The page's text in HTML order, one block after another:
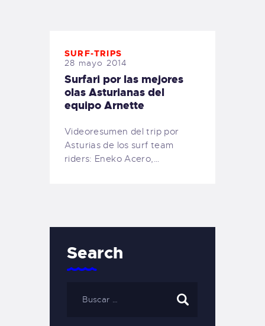
SURF-TRIPS
28 mayo 2014
Surfari por las mejores
olas Asturianas del
equipo Arnette
Videoresumen del trip por
Asturias de los surf team
riders: Eneko Acero,…
Search